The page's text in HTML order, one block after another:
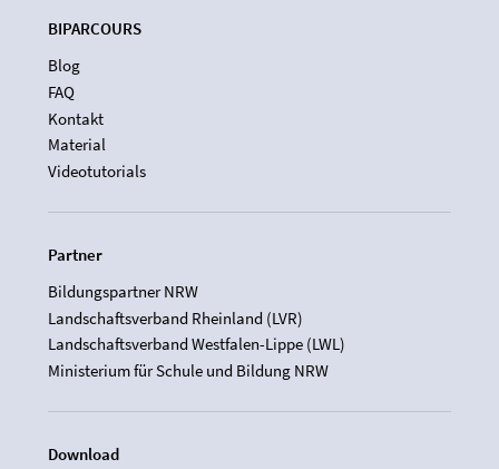
BIPARCOURS
Blog
FAQ
Kontakt
Material
Videotutorials
Partner
Bildungspartner NRW
Landschaftsverband Rheinland (LVR)
Landschaftsverband Westfalen-Lippe (LWL)
Ministerium für Schule und Bildung NRW
Download